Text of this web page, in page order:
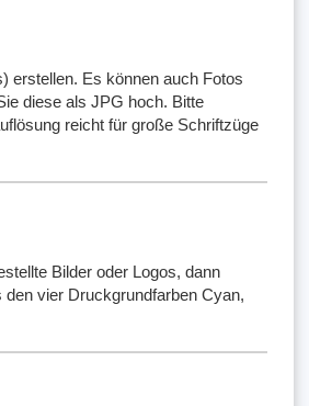
erstellen. Es können auch Fotos
diese als JPG hoch. Bitte
reicht für große Schriftzüge
Bilder oder Logos, dann
vier Druckgrundfarben Cyan,